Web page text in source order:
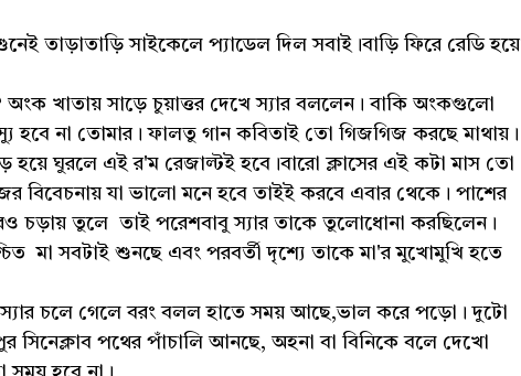
তাড়াতাড়ি সাইকেলে প্যাডেল দিল সবাই।বাড়ি ফিরে রেডি হয়ে
খাতায় সাড়ে চুয়াত্তর দেখে স্যার বললেন। বাকি অংকগুলো
হবে না তোমার। ফালতু গান কবিতাই তো গিজগিজ করছে মাথায়।
হয়ে ঘুরলে এই র'ম রেজাল্টই হবে।বারো ক্লাসের এই কটা মাস তো
বিবেচনায় যা ভালো মনে হবে তাইই করবে এবার থেকে। পাশের
চড়ায় তুলে তাই পরেশবাবু স্যার তাকে তুলোধোনা করছিলেন।
মা সবটাই শুনছে এবং পরবর্তী দৃশ্যে তাকে মা'র মুখোমুখি হতে
চলে গেলে বরং বলল হাতে সময় আছে,ভাল করে পড়ো। দুটো
সিনেক্লাব পথের পাঁচালি আনছে, অহনা বা বিনিকে বলে দেখো